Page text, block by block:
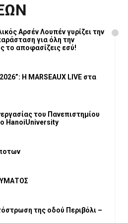
Αρσέν Λουπέν γυρίζει την
για όλη την
τέλος το αποφασίζεις εσύ!
Η MARSEAUX LIVE στα
του Πανεπιστημίου
HanoiUniversity
της οδού Περιβόλι –